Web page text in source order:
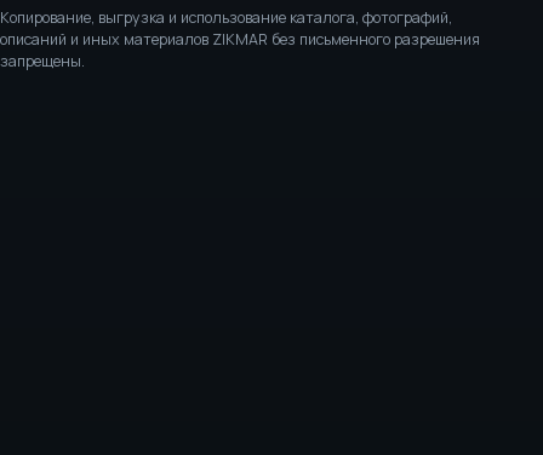
Копирование, выгрузка и использование каталога, фотографий,
описаний и иных материалов ZIKMAR без письменного разрешения
запрещены.